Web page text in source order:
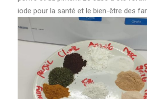
iode pour la santé et le bien-être des